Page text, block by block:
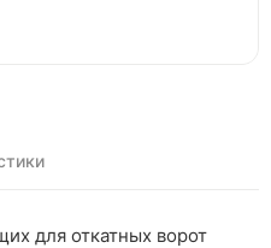
для откатных ворот